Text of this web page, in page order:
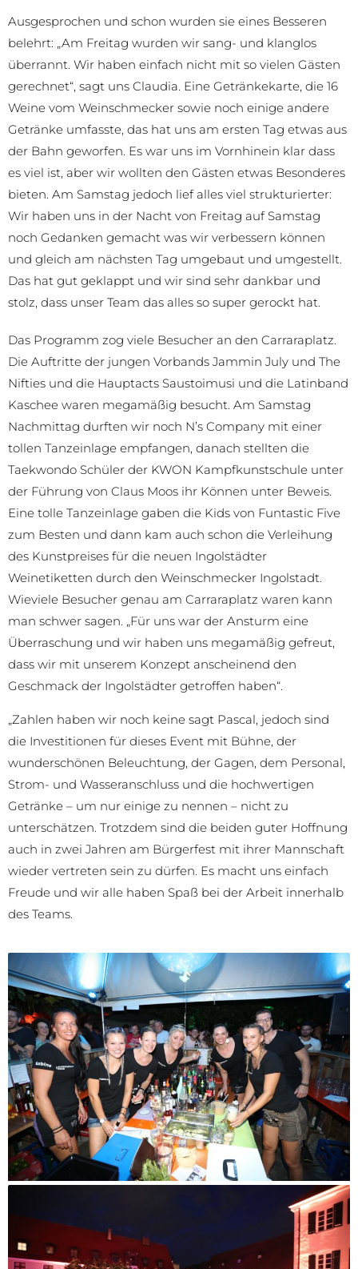
Ausgesprochen und schon wurden sie eines Besseren
belehrt: „Am Freitag wurden wir sang- und klanglos
überrannt. Wir haben einfach nicht mit so vielen Gästen
gerechnet“, sagt uns Claudia. Eine Getränkekarte, die 16
Weine vom Weinschmecker sowie noch einige andere
Getränke umfasste, das hat uns am ersten Tag etwas aus
der Bahn geworfen. Es war uns im Vornhinein klar dass
es viel ist, aber wir wollten den Gästen etwas Besonderes
bieten. Am Samstag jedoch lief alles viel strukturierter:
Wir haben uns in der Nacht von Freitag auf Samstag
noch Gedanken gemacht was wir verbessern können
und gleich am nächsten Tag umgebaut und umgestellt.
Das hat gut geklappt und wir sind sehr dankbar und
stolz, dass unser Team das alles so super gerockt hat.
Das Programm zog viele Besucher an den Carraraplatz.
Die Auftritte der jungen Vorbands Jammin July und The
Nifties und die Hauptacts Saustoimusi und die Latinband
Kaschee waren megamäßig besucht. Am Samstag
Nachmittag durften wir noch N’s Company mit einer
tollen Tanzeinlage empfangen, danach stellten die
Taekwondo Schüler der KWON Kampfkunstschule unter
der Führung von Claus Moos ihr Können unter Beweis.
Eine tolle Tanzeinlage gaben die Kids von Funtastic Five
zum Besten und dann kam auch schon die Verleihung
des Kunstpreises für die neuen Ingolstädter
Weinetiketten durch den Weinschmecker Ingolstadt.
Wieviele Besucher genau am Carraraplatz waren kann
man schwer sagen. „Für uns war der Ansturm eine
Überraschung und wir haben uns megamäßig gefreut,
dass wir mit unserem Konzept anscheinend den
Geschmack der Ingolstädter getroffen haben“.
„Zahlen haben wir noch keine sagt Pascal, jedoch sind
die Investitionen für dieses Event mit Bühne, der
wunderschönen Beleuchtung, der Gagen, dem Personal,
Strom- und Wasseranschluss und die hochwertigen
Getränke – um nur einige zu nennen – nicht zu
unterschätzen. Trotzdem sind die beiden guter Hoffnung
auch in zwei Jahren am Bürgerfest mit ihrer Mannschaft
wieder vertreten sein zu dürfen. Es macht uns einfach
Freude und wir alle haben Spaß bei der Arbeit innerhalb
des Teams.